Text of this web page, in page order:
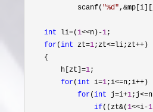
            scanf(
"%d",&
int li=(1<<n)-1;
for(int zt=1;zt<=li;zt++ )
    {
        h[zt]
=1;
for(int i=1;i<=n;i++ )
for(int j=i+1
if((zt&(1<<i-1